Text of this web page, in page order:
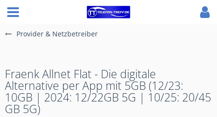
Provider & Netzbetreiber
Fraenk Allnet Flat - Die digitale
Alternative per App mit 5GB (12/23:
10GB | 2024: 12/22GB 5G | 10/25: 20/45
GB 5G)